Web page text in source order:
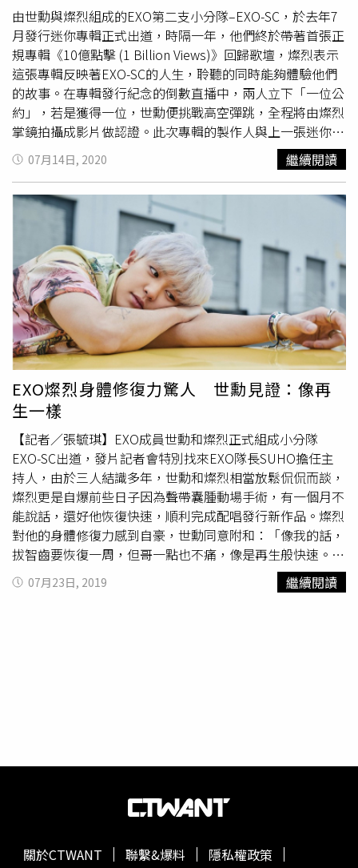
由世勳與燦烈組成的EXO第二支小分隊–EXO-SC，於去年7
月發行迷你專輯正式出道，時隔一年，他們終於帶著首張正
規專輯《10億點擊 (1 Billion Views)》回歸歌壇，燦烈表示
這張專輯反映著EXO-SC的人生，聆聽的同時能夠體驗他們
的故事。在專輯發行紀念的倒數直播中，兩人立下「一位公
約」，若是獲得一位，世勳便挑戰高空彈跳，全程將由燦烈
掌鏡拍攝成影片做認證。此次專輯的製作人與上一張迷你專
輯《What a life》相同，由韓國嘻哈組合Dynamic Duo的成
員 Gaeko擔任。Gaeko
透露《What a life》發行不到一個
月，燦烈便親自找到家裡，說有下一張專輯的計畫，希望可
以繼續合作，此外他爆料燦烈因為太勤奮練習，反而導致錄
音時總是狀態不佳。若是新專輯獲得一位，世勳（右）要挑
戰高空彈跳，燦烈則將全程掌鏡。（圖／愛貝克思提供）主
打歌〈10億點擊 (1 Billion Views) (Feat. MOON)〉是首有著
高中毒性Disco節奏的嘻哈歌曲，歌詞將對戀人的想念比喻
成無線重播影片的模樣，並找來R&B歌手MOON參與
Featuring。燦烈說道這次的主打歌曲有著符合歌曲概念、
有趣的歌詞外，曲風是自己近來常聽的Disco風格，是正適
合7月夏天聽的歌曲。除了MOON和Gaeko，這張專輯還邀
請到知名饒舌歌手PENOMECO、人氣美聲歌手10CM，對於
專輯很有想法的燦烈，在近日公開的媒體訪談中特別提到，
未來希望能有機會與Post Malone合作。EXO-SC人生故事
的首張正規專輯《10億點擊 (1 Billion Views)》與韓國同步
在台數位發行中。
07月14日, 2020 繼續閱讀
EXO燦烈身體修復力驚人 世勳見證：像再
生一樣
【記者／張毓琪】EXO成員世勳和燦烈正式組成小分隊
EXO-SC出道，發片記者會特別找來EXO隊長SUHO擔任主
持人，由於三人結識多年，世勳和燦烈相當放鬆侃侃而談，
燦烈更是自爆前些日子因為聲帶囊腫動場手術，有一個月不
能說話，還好他恢復快速，順利完成配唱發行新作品。燦烈
對他的身體修復力感到自豪，世勳同意附和：「像我的話，
拔智齒要恢復一周，但哥一點也不痛，像是再生般快速。」
燦烈透露他拔完智齒直接去練習，就算是骨折這麼嚴重的傷
勢也很快就康復。早在6月初，經紀公司就釋出兩人正在準
Devine-Channel助陣。
07月23日, 2019 繼續閱讀
關於CTWANT 聯繫&爆料 隱私權政策